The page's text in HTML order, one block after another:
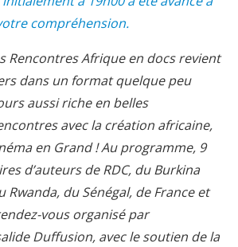
compréhension.
Rencontres Afrique en docs revient
dans un format quelque peu
aussi riche en belles
avec la création africaine,
en Grand ! Au programme, 9
d’auteurs de RDC, du Burkina
Rwanda, du Sénégal, de France et
vous organisé par
Duffusion, avec le soutien de la